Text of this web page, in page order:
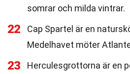
somrar och milda vintrar.
22
Cap Spartel är en
Medelhavet möter
23
Herculesgrottorna är en